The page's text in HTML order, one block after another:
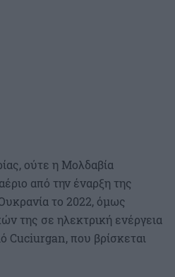
ούτε η Μολδαβία
από την έναρξη της
το 2022, όμως
της σε ηλεκτρική ενέργεια
Cuciurgan, που βρίσκεται